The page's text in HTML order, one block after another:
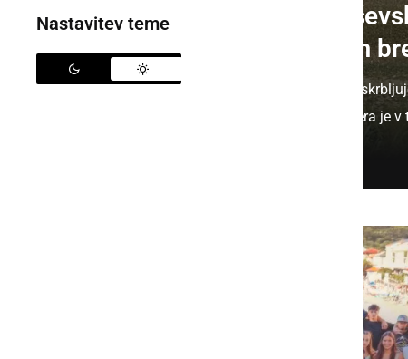
Nastavitev temeNajplitvejši del
ponekod že povsem
Razmere na Gajševskem jezeru
posledice suše, najplitvejši del jezera je